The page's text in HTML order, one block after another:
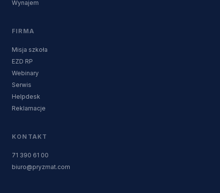
Wynajem
FIRMA
Misja szkoła
EZD RP
Webinary
Serwis
Helpdesk
Reklamacje
KONTAKT
71 390 61 00
biuro@pryzmat.com